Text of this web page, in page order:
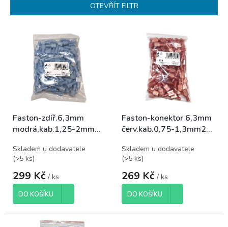
í
OTEVŘÍT FILTR
d
u
t
ů
Faston-zdíř.6,3mm
modrá,kab.1,25-2mm
Skladem u dodavatele
(>5 ks)
299 Kč / ks
DO KOŠÍKU
Faston-konektor 6,3mm
červ.kab.0,75-1,3mm2
Skladem u dodavatele
(>5 ks)
269 Kč / ks
DO KOŠÍKU